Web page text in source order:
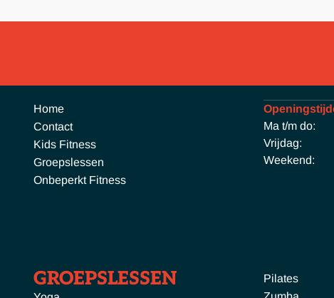
Home
Contact
Kids Fitness
Groepslessen
Onbeperkt Fitness
Ma t/m do:
Vrijdag:
Weekend:
GROEPSLESSEN
Pilates